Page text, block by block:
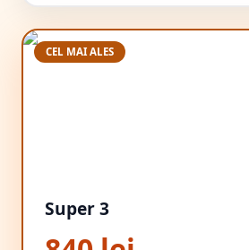
CEL MAI ALES
Super 3